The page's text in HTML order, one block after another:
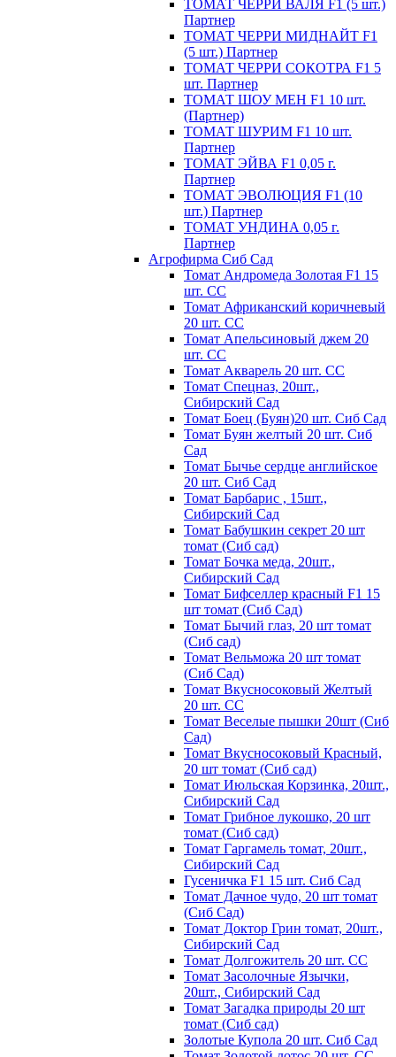
ТОМАТ ЧЕРРИ ВАЛЯ F1 (5 шт.)
Партнер
ТОМАТ ЧЕРРИ МИДНАЙТ F1
(5 шт.) Партнер
ТОМАТ ЧЕРРИ СОКОТРА F1 5
шт. Партнер
ТОМАТ ШОУ МЕН F1 10 шт.
(Партнер)
ТОМАТ ШУРИМ F1 10 шт.
Партнер
ТОМАТ ЭЙВА F1 0,05 г.
Партнер
ТОМАТ ЭВОЛЮЦИЯ F1 (10
шт.) Партнер
ТОМАТ УНДИНА 0,05 г.
Партнер
Агрофирма Сиб Сад
Томат Андромеда Золотая F1 15
шт. СС
Томат Африканский коричневый
20 шт. СС
Томат Апельсиновый джем 20
шт. СС
Томат Акварель 20 шт. СС
Томат Спецназ, 20шт.,
Сибирский Сад
Томат Боец (Буян)20 шт. Сиб Сад
Томат Бyян жeлтый 20 шт. Сиб
Сaд
Томат Бычьe cepдцe aнглийcкoe
20 шт. Сиб Сaд
Томат Барбарис , 15шт.,
Сибирский Сад
Томат Бабушкин секрет 20 шт
томат (Сиб сад)
Томат Бочка меда, 20шт.,
Сибирский Сад
Томат Бифселлер красный F1 15
шт томат (Сиб Сад)
Томат Бычий глаз, 20 шт томат
(Сиб сад)
Томат Вельможа 20 шт томат
(Сиб Сад)
Томат Вкусносоковый Желтый
20 шт. СС
Томат Веселые пышки 20шт (Сиб
Сад)
Томат Вкусносоковый Красный,
20 шт томат (Сиб сад)
Томат Июльская Корзинка, 20шт.,
Сибирский Сад
Томат Грибное лукошко, 20 шт
томат (Сиб сад)
Томат Гаргамель томат, 20шт.,
Сибирский Сад
Гусеничка F1 15 шт. Сиб Сад
Томат Дачное чудо, 20 шт томат
(Сиб Сад)
Томат Доктор Грин томат, 20шт.,
Сибирский Сад
Томат Долгожитель 20 шт. СС
Томат Засолочные Язычки,
20шт., Сибирский Сад
Томат Загадка природы 20 шт
томат (Сиб сад)
Золотые Купола 20 шт. Сиб Сад